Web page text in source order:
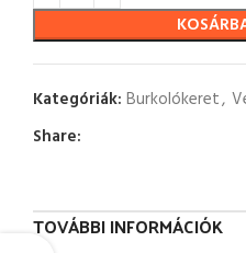
Kategóriák: Burkolókeret,
Share:
TOVÁBBI INFORMÁCIÓK